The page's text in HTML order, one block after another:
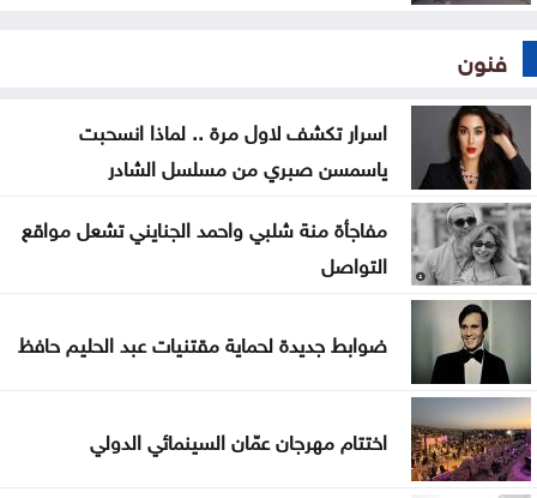
فنون
اسرار تكشف لاول مرة .. لماذا انسحبت
ياسمسن صبري من مسلسل الشادر
مفاجأة منة شلبي واحمد الجنايني تشعل مواقع
التواصل
ضوابط جديدة لحماية مقتنيات عبد الحليم حافظ
اختتام مهرجان عمّان السينمائي الدولي